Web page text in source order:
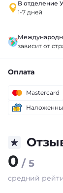
В отделение
1-7 дней
зависит от
Оплата
Mastercard
0 / 5
средний